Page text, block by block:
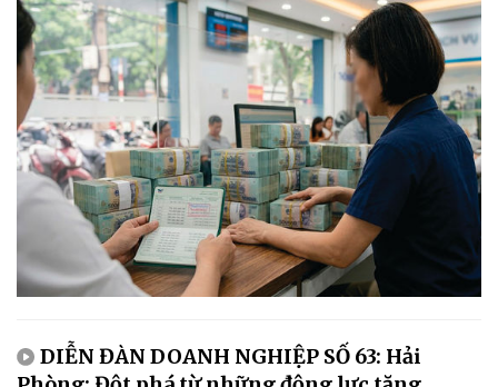
DIỄN ĐÀN DOANH NGHIỆP SỐ 63: Hải